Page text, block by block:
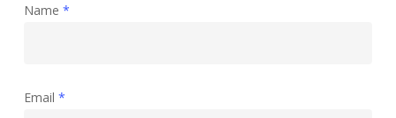
Name *
Email *